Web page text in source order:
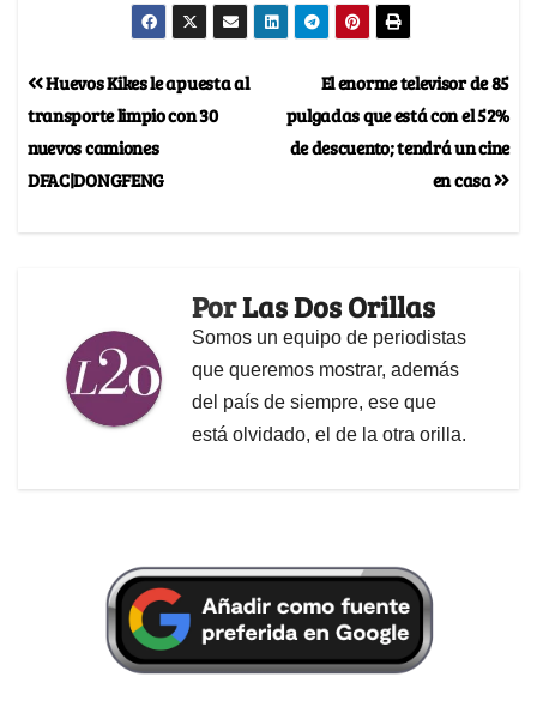
El enorme televisor de 85
pulgadas que está con el 52%
de descuento; tendrá un cine
en casa
Huevos Kikes le apuesta al
transporte limpio con 30
nuevos camiones
DFAC|DONGFENG
PorLas Dos Orillas
Somos un equipo de periodistas
que queremos mostrar, además
del país de siempre, ese que
está olvidado, el de la otra orilla.